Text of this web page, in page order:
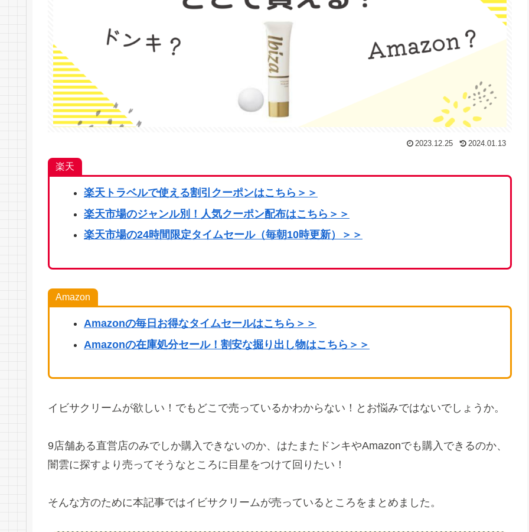
2023.12.25 2024.01.13
楽天
楽天トラベルで使える割引クーポンはこちら ＞＞
楽天市場のジャンル別！人気クーポン配布はこちら＞＞
楽天市場の24時間限定タイムセール（毎朝10時更新）＞＞
Amazon
Amazonの毎日お得なタイムセールはこちら＞＞
Amazonの在庫処分セール！割安な掘り出し物はこちら＞＞
イビサクリームが欲しい！でもどこで売っているかわからない！とお悩みではないでしょうか。
9店舗ある直営店のみでしか購入できないのか、はたまたドンキやAmazonでも購入できるのか、
闇雲に探すより売ってそうなところに目星をつけて回りたい！
そんな方のために本記事ではイビサクリームが売っているところをまとめました。